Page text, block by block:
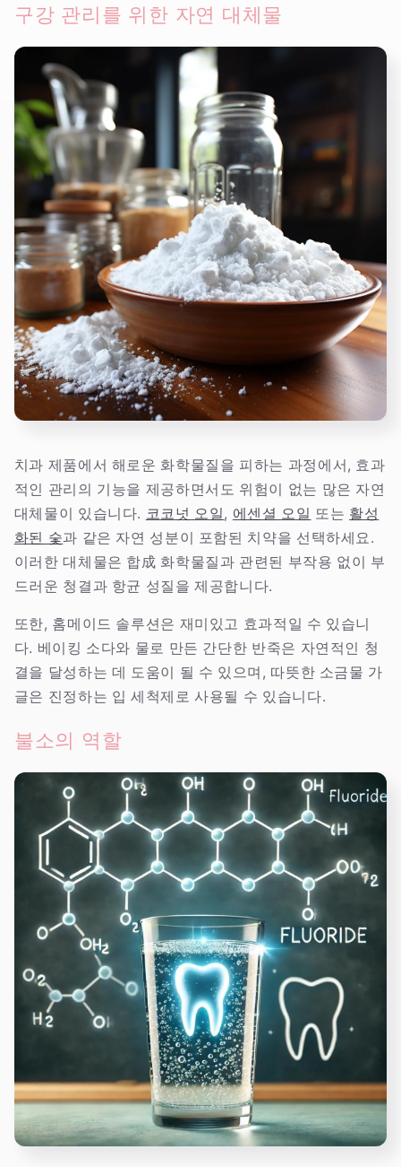
구강 관리를 위한 자연 대체물
치과 제품에서 해로운 화학물질을 피하는 과정에서, 효과
적인 관리의 기능을 제공하면서도 위험이 없는 많은 자연
대체물이 있습니다. 코코넛 오일, 에센셜 오일 또는 활성
화된 숯과 같은 자연 성분이 포함된 치약을 선택하세요.
이러한 대체물은 합成 화학물질과 관련된 부작용 없이 부
드러운 청결과 항균 성질을 제공합니다.
또한, 홈메이드 솔루션은 재미있고 효과적일 수 있습니
다. 베이킹 소다와 물로 만든 간단한 반죽은 자연적인 청
결을 달성하는 데 도움이 될 수 있으며, 따뜻한 소금물 가
글은 진정하는 입 세척제로 사용될 수 있습니다.
불소의 역할